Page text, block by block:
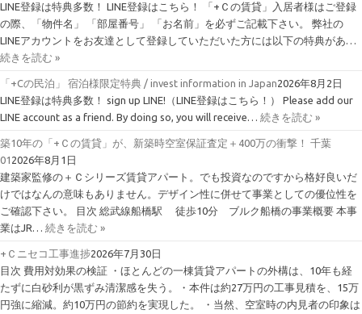
LINE登録は特典多数！ LINE登録はこちら！ 「+Ｃの賃貸」入居者様はご登録
の際、「物件名」 「部屋番号」 「お名前」を必ずご記載下さい。 弊社の
LINEアカウントをお友達として登録していただいた方には以下の特典があ…
続きを読む »
「+Cの民泊」 宿泊様限定特典 / invest information in Japan2026年8月2日
LINE登録は特典多数！ sign up LINE!（LINE登録はこちら！） Please add our
LINE account as a friend. By doing so, you will receive… 続きを読む »
築10年の「+Ｃの賃貸」が、新築時空室保証査定＋400万の衝撃！ 千葉
01 2026年8月1日
建築家監修の＋Ｃシリーズ賃貸アパート。でも投資なのですから格好良いだ
けではなんの意味もありません。デザイン性に併せて事業としての優位性を
ご確認下さい。 目次 総武線船橋駅 徒歩10分 ブルク船橋の事業概要 本事
業はJR… 続きを読む »
+Ｃニセコ工事進捗2026年7月30日
目次 費用対効果の検証 ・ほとんどの一棟賃貸アパートの外構は、10年も経
たずに白砂利が黒ずみ清潔感を失う。・本件は約27万円の工事見積を、15万
円強に縮減。約10万円の節約を実現した。 ・当然、空室時の内見者の印象は